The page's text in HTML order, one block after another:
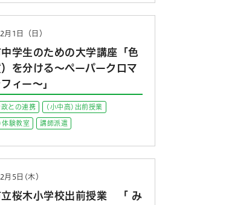
月1日（日）
学生のための大学講座「色
）を分ける～ペーパークロマ
ィー～」
政との連携 (小中高)出前授業
験教室 講師派遣
月5日(木）
立桜木小学校出前授業 「 み